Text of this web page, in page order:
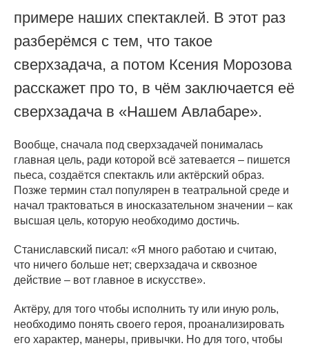
примере наших спектаклей. В этот раз
разберёмся с тем, что такое
сверхзадача, а потом Ксения Морозова
расскажет про то, в чём заключается её
сверхзадача в «Нашем Авлабаре».
Вообще, сначала под сверхзадачей понималась
главная цель, ради которой всё затевается – пишется
пьеса, создаётся спектакль или актёрский образ.
Позже термин стал популярен в театральной среде и
начал трактоваться в иносказательном значении – как
высшая цель, которую необходимо достичь.
Станиславский писал: «Я много работаю и считаю,
что ничего больше нет; сверхзадача и сквозное
действие – вот главное в искусстве».
Актёру, для того чтобы исполнить ту или иную роль,
необходимо понять своего героя, проанализировать
его характер, манеры, привычки. Но для того, чтобы